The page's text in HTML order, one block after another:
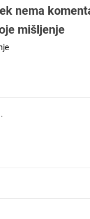
nema
mišljenje